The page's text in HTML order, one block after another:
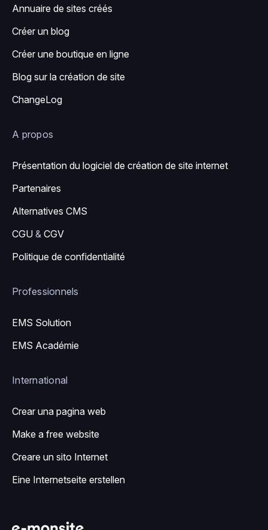
Annuaire de sites créés
Créer un blog
Créer une boutique en ligne
Blog sur la création de site
ChangeLog
A propos
Présentation du logiciel de création de site internet
Partenaires
Alternatives CMS
CGU & CGV
Politique de confidentialité
Professionnels
EMS Solution
EMS Académie
International
Crear una pagina web
Make a free website
Creare un sito Internet
Eine Internetseite erstellen